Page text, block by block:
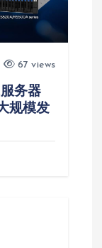
67 views
务器
规模发